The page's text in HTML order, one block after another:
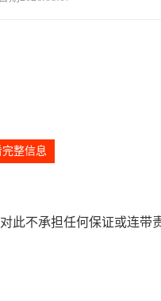
整信息
此不承担任何保证或连带